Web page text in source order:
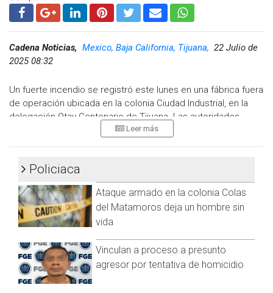
Cadena Noticias, Mexico, Baja California, Tijuana, 22 Julio de
2025 08:32
Un fuerte incendio se registró este lunes en una fábrica fuera
de operación ubicada en la colonia Ciudad Industrial, en la
delegación Otay Centenario de Tijuana. Las autoridades
lograron controlar el fuego tras más de siete horas de
El siniestro fue reportado a las 11:32 de la mañana, lo que
movilizó de inmediato a cuerpos de emergencia. Al sitio
acudieron 40 elementos de la Dirección de Bomberos,
quienes trabajaron intensamente para contener las llamas en
un inmueble que, por estar en desuso, no tenía personal
Leer más
Policiaca
Ataque armado en la colonia Colas
del Matamoros deja un hombre sin
vida
Vinculan a proceso a presunto
agresor por tentativa de homicidio